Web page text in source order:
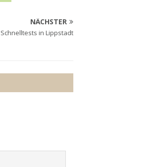
NÄCHSTER
in Lippstadt